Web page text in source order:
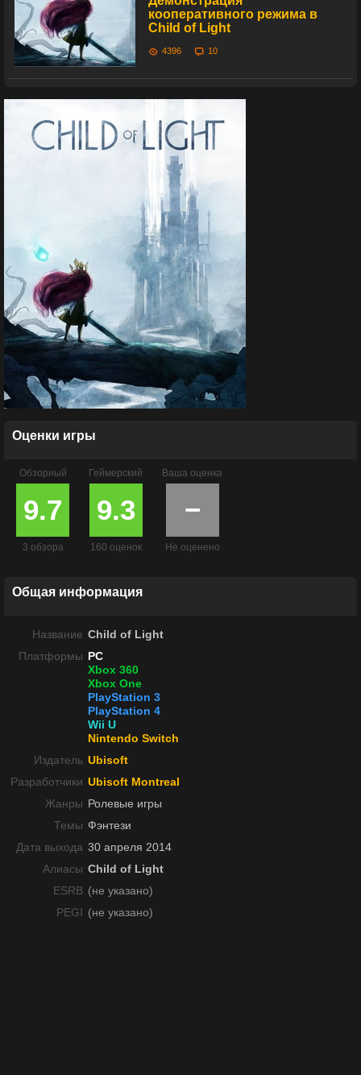
кооперативного режима в
Child of Light
4396 10
Оценки игры
Обзорный
9.7
3 обзора
Геймерский
9.3
160 оценок
Ваша оценка
−
Не оценено
Общая информация
Название Child of Light
Платформы PC
Xbox 360
Xbox One
PlayStation 3
PlayStation 4
Wii U
Nintendo Switch
Издатель Ubisoft
Разработчики Ubisoft Montreal
Жанры Ролевые игры
Темы Фэнтези
Дата выхода 30 апреля 2014
Алиасы Child of Light
ESRB (не указано)
PEGI (не указано)